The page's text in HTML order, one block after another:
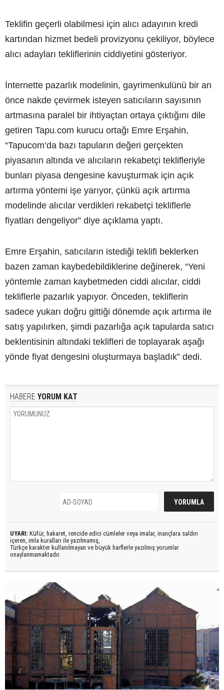
Teklifin geçerli olabilmesi için alıcı adayının kredi
kartından hizmet bedeli provizyonu çekiliyor, böylece
alıcı adayları tekliflerinin ciddiyetini gösteriyor.
İnternette pazarlık modelinin, gayrimenkulünü bir an
önce nakde çevirmek isteyen satıcıların sayısının
artmasına paralel bir ihtiyaçtan ortaya çıktığını dile
getiren Tapu.com kurucu ortağı Emre Erşahin,
“Tapucom’da bazı tapuların değeri gerçekten
piyasanın altında ve alıcıların rekabetçi teklifleriyle
bunları piyasa dengesine kavuşturmak için açık
artırma yöntemi işe yarıyor, çünkü açık artırma
modelinde alıcılar verdikleri rekabetçi tekliflerle
fiyatları dengeliyor” diye açıklama yaptı.
Emre Erşahin, satıcıların istediği teklifi beklerken
bazen zaman kaybedebildiklerine değinerek, “Yeni
yöntemle zaman kaybetmeden ciddi alıcılar, ciddi
tekliflerle pazarlık yapıyor. Önceden, tekliflerin
sadece yukarı doğru gittiği dönemde açık artırma ile
satış yapılırken, şimdi pazarlığa açık tapularda satıcı
beklentisinin altındaki teklifleri de toplayarak aşağı
yönde fiyat dengesini oluşturmaya başladık” dedi.
HABERE YORUM KAT
UYARI: Küfür, hakaret, rencide edici cümleler veya imalar, inançlara saldırı
içeren, imla kuralları ile yazılmamış,
Türkçe karakter kullanılmayan ve büyük harflerle yazılmış yorumlar
onaylanmamaktadır.